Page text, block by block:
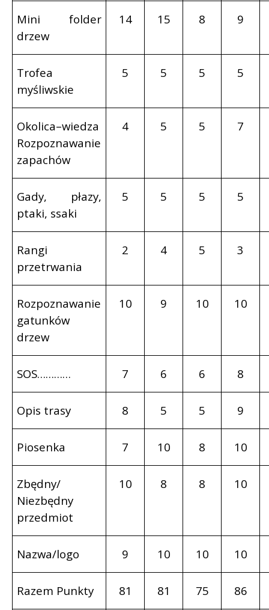
Mini folder
drzew
14 15 8 9
Trofea
myśliwskie
5 5 5 5
Okolica–wiedza
Rozpoznawanie
zapachów
4 5 5 7
Gady, płazy,
ptaki, ssaki
5 5 5 5
Rangi
przetrwania
2 4 5 3
Rozpoznawanie
gatunków
drzew
10 9 10 10
SOS………… 7 6 6 8
Opis trasy 8 5 5 9
Piosenka 7 10 8 10
Zbędny/
Niezbędny
przedmiot
10 8 8 10
Nazwa/logo 9 10 10 10
Razem Punkty 81 81 75 86